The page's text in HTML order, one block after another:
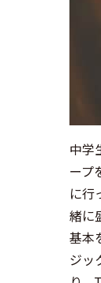
中学
ープ
に行
緒に
基本
ジッ